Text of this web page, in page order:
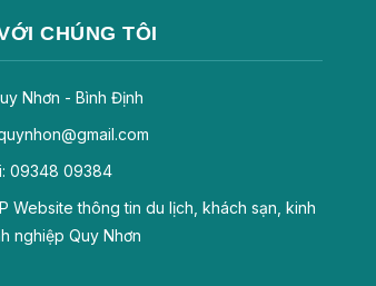
CHÚNG TÔI
Nhơn - Bình Định
09348 09384
Website thông tin du lịch, khách sạn, kinh
nghiệp Quy Nhơn